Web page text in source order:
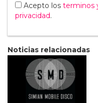
Acepto los terminos
privacidad.
Noticias relacionadas